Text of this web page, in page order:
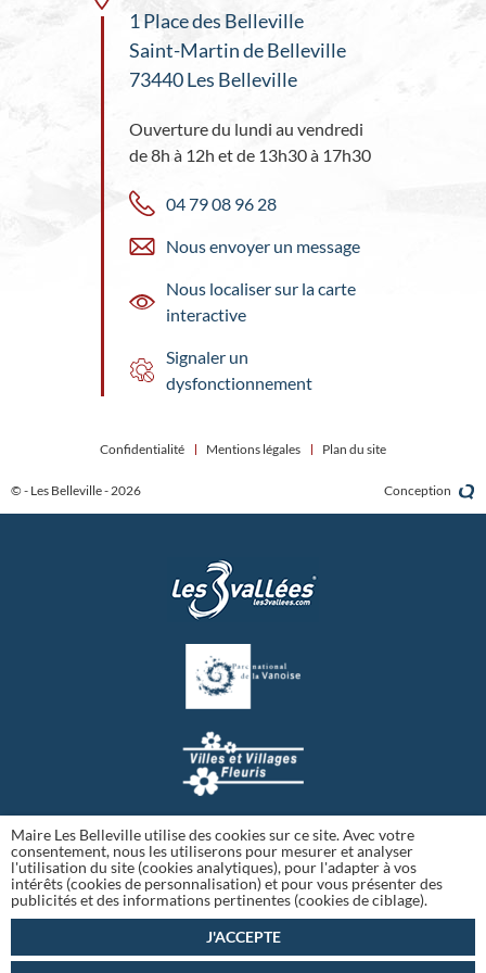
1 Place des Belleville
Saint-Martin de Belleville
73440 Les Belleville
Ouverture du lundi au vendredi
de 8h à 12h et de 13h30 à 17h30
04 79 08 96 28
Nous envoyer un message
Nous localiser sur la carte
interactive
Signaler un
dysfonctionnement
© - Les Belleville - 2026
Confidentialité Mentions légales Plan du site
Conception
Maire Les Belleville utilise des cookies sur ce site. Avec votre
consentement, nous les utiliserons pour mesurer et analyser
l'utilisation du site (cookies analytiques), pour l'adapter à vos
intérêts (cookies de personnalisation) et pour vous présenter des
publicités et des informations pertinentes (cookies de ciblage).
J'ACCEPTE